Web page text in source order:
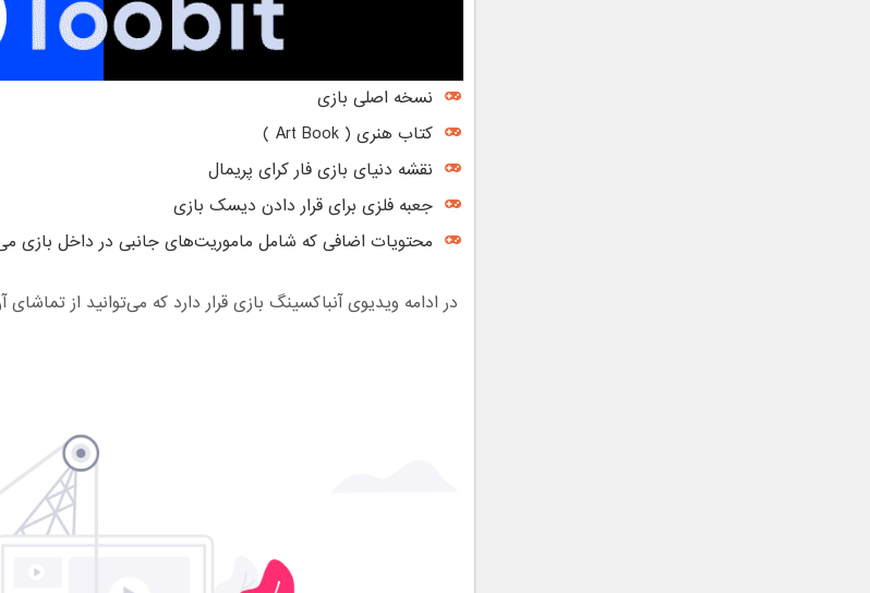
نسخه اصلی بازی
کتاب هنری ( Art Book )
نقشه دنیای بازی فار کرای پریمال
جعبه فلزی برای قرار دادن دیسک بازی
محتویات اضافی که شامل ماموریت‌های جانبی در داخل بازی
در ادامه ویدیوی آنباکسینگ بازی قرار دارد که می‌توانید از تماشای